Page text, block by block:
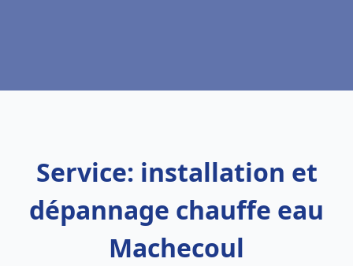
Service: installation et
dépannage chauffe eau
Machecoul